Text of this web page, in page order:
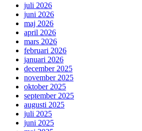
juli 2026
juni 2026
maj 2026
april 2026
mars 2026
februari 2026
januari 2026
december 2025
november 2025
oktober 2025
september 2025
augusti 2025
juli 2025
juni 2025